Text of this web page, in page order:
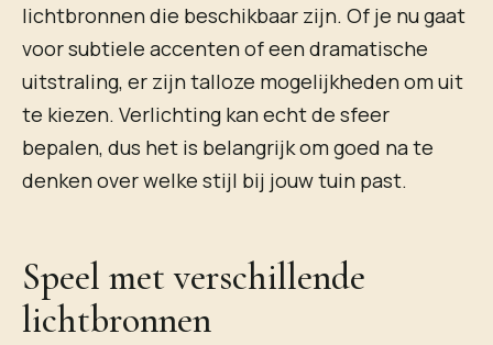
lichtbronnen die beschikbaar zijn. Of je nu gaat
voor subtiele accenten of een dramatische
uitstraling, er zijn talloze mogelijkheden om uit
te kiezen. Verlichting kan echt de sfeer
bepalen, dus het is belangrijk om goed na te
denken over welke stijl bij jouw tuin past.
Speel met verschillende
lichtbronnen